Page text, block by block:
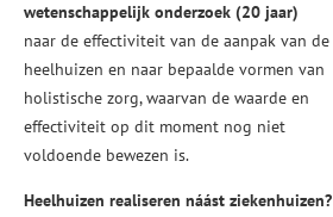
wetenschappelijk onderzoek (20 jaar)
naar de effectiviteit van de aanpak van de
heelhuizen en naar bepaalde vormen van
holistische zorg, waarvan de waarde en
effectiviteit op dit moment nog niet
voldoende bewezen is.
Heelhuizen realiseren náást ziekenhuizen?